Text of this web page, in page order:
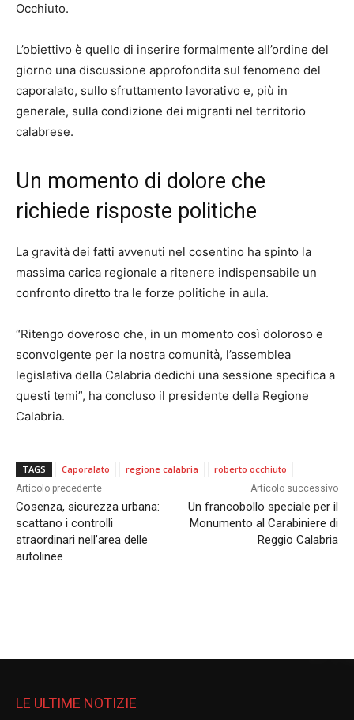
Occhiuto.
L’obiettivo è quello di inserire formalmente all’ordine del
giorno una discussione approfondita sul fenomeno del
caporalato, sullo sfruttamento lavorativo e, più in
generale, sulla condizione dei migranti nel territorio
calabrese.
Un momento di dolore che
richiede risposte politiche
La gravità dei fatti avvenuti nel cosentino ha spinto la
massima carica regionale a ritenere indispensabile un
confronto diretto tra le forze politiche in aula.
“Ritengo doveroso che, in un momento così doloroso e
sconvolgente per la nostra comunità, l’assemblea
legislativa della Calabria dedichi una sessione specifica a
questi temi”, ha concluso il presidente della Regione
Calabria.
TAGS Caporalato regione calabria roberto occhiuto
Articolo precedente
Cosenza, sicurezza urbana:
scattano i controlli
straordinari nell’area delle
autolinee
Articolo successivo
Un francobollo speciale per il
Monumento al Carabiniere di
Reggio Calabria
LE ULTIME NOTIZIE